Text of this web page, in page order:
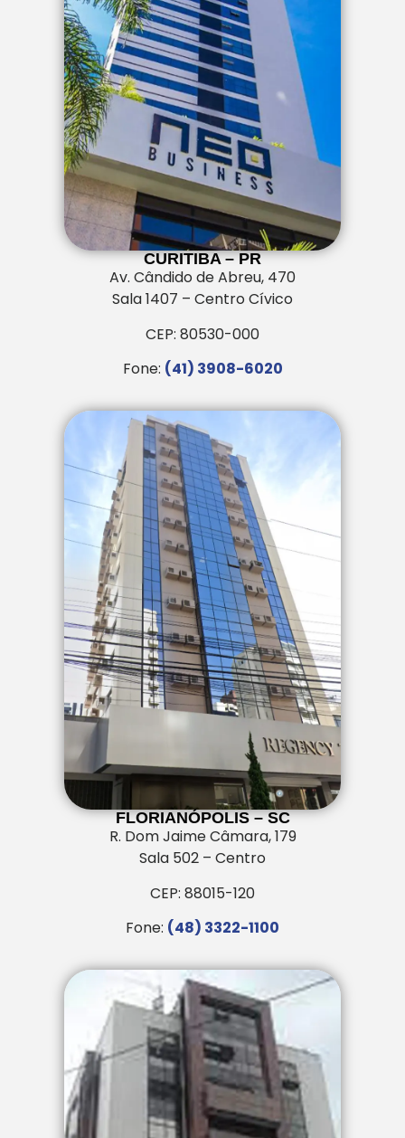
CURITIBA – PR
Av. Cândido de Abreu, 470
Sala 1407 – Centro Cívico
CEP: 80530-000
Fone: (41) 3908-6020
FLORIANÓPOLIS – SC
R. Dom Jaime Câmara, 179
Sala 502 – Centro
CEP: 88015-120
Fone: (48) 3322-1100